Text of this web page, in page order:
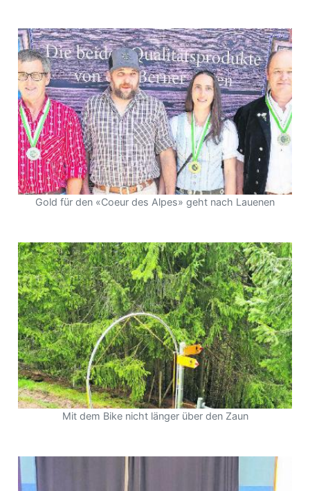
Gold für den «Coeur des Alpes» geht nach Lauenen
Mit dem Bike nicht länger über den Zaun